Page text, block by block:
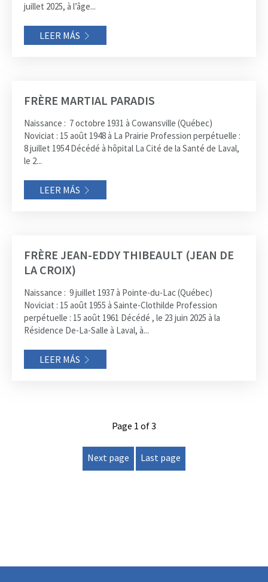
juillet 2025, à l’âge...
LEER MÁS
FRÈRE MARTIAL PARADIS
Naissance : 7 octobre 1931 à Cowansville (Québec)
Noviciat : 15 août 1948 à La Prairie Profession perpétuelle :
8 juillet 1954 Décédé à hôpital La Cité de la Santé de Laval,
le 2...
LEER MÁS
FRÈRE JEAN-EDDY THIBEAULT (JEAN DE
LA CROIX)
Naissance : 9 juillet 1937 à Pointe-du-Lac (Québec)
Noviciat : 15 août 1955 à Sainte-Clothilde Profession
perpétuelle : 15 août 1961 Décédé , le 23 juin 2025 à la
Résidence De-La-Salle à Laval, à...
LEER MÁS
Page 1 of 3
Next page Last page